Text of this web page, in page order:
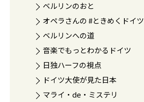
ベルリンのおと
オペラさんの #ときめくドイツ
ベルリンへの道
音楽でもっとわかるドイツ
日独ハーフの視点
ドイツ大使が見た日本
マライ・de・ミステリ